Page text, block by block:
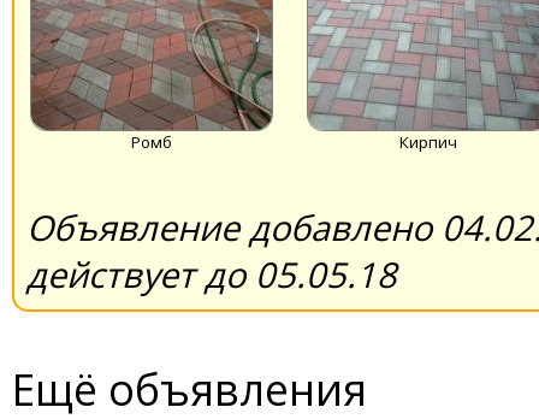
Ромб Кирпич
Объявление добавлено
действует до 05.05.18
Ещё объявления